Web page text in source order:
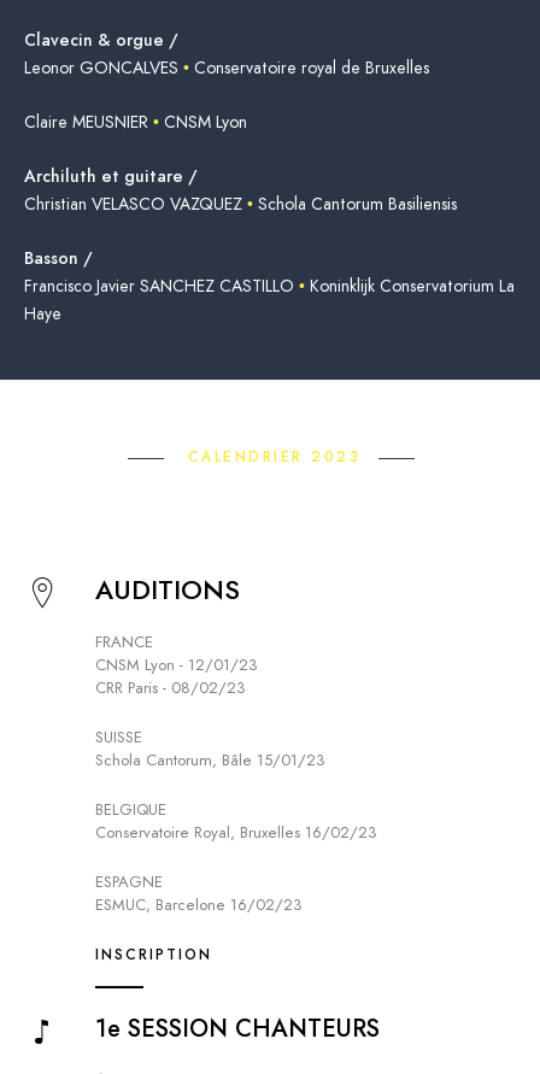
Clavecin & orgue /
Leonor GONCALVES • Conservatoire royal de Bruxelles
Claire MEUSNIER • CNSM Lyon
Archiluth et guitare /
Christian VELASCO VAZQUEZ • Schola Cantorum Basiliensis
Basson /
Francisco Javier SANCHEZ CASTILLO • Koninklijk Conservatorium La
Haye
CALENDRIER 2023
AUDITIONS
FRANCE
CNSM Lyon - 12/01/23
CRR Paris - 08/02/23
SUISSE
Schola Cantorum, Bâle 15/01/23
BELGIQUE
Conservatoire Royal, Bruxelles 16/02/23
ESPAGNE
ESMUC, Barcelone 16/02/23
INSCRIPTION
1e SESSION CHANTEURS